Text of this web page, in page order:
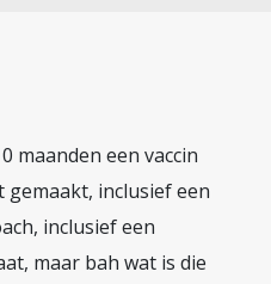
maanden een vaccin
inclusief een
inclusief een
maar bah wat is die